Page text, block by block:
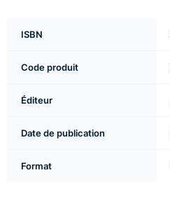
ISBN
Code produit
Éditeur
Date de publication
Format